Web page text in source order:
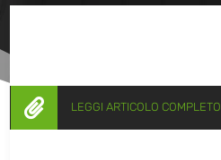
 LEGGI ARTICOLO COMPLETO